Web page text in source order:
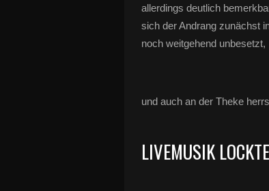
allerdings deutlich
sich der Andrang zunächst
noch weitgehend unbesetzt,
und auch an der Theke
LIVEMUSIK